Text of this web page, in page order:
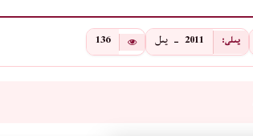
يىلى: 2011 - يىل 136